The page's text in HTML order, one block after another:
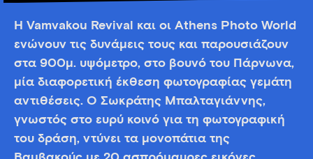
Η Vamvakou Revival και οι Athens Photo World
ενώνουν τις δυνάμεις τους και παρουσιάζουν
στα 900μ. υψόμετρο, στο βουνό του Πάρνωνα,
μία διαφορετική έκθεση φωτογραφίας γεμάτη
αντιθέσεις. Ο Σωκράτης Μπαλταγιάννης,
γνωστός στο ευρύ κοινό για τη φωτογραφική
του δράση, ντύνει τα μονοπάτια της